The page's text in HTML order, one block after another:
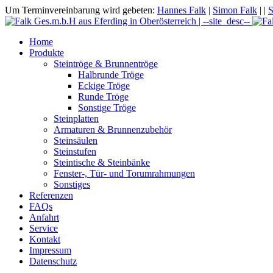
Um Terminvereinbarung wird gebeten: Hannes Falk | Simon Falk | |
Home
Produkte
Steintröge & Brunnentröge
Halbrunde Tröge
Eckige Tröge
Runde Tröge
Sonstige Tröge
Steinplatten
Armaturen & Brunnenzubehör
Steinsäulen
Steinstufen
Steintische & Steinbänke
Fenster-, Tür- und Torumrahmungen
Sonstiges
Referenzen
FAQs
Anfahrt
Service
Kontakt
Impressum
Datenschutz